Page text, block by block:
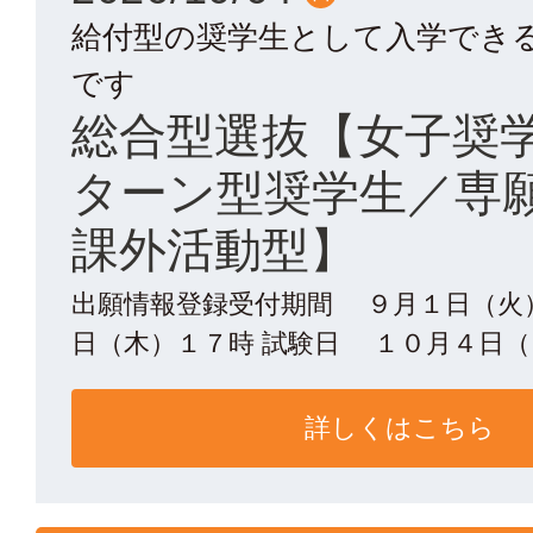
給付型の奨学生として入学でき
です
総合型選抜【女子奨
ターン型奨学生／専
課外活動型】
出願情報登録受付期間 ９月１日（火
日（木）１７時 試験日 １０月４日
詳しくはこちら